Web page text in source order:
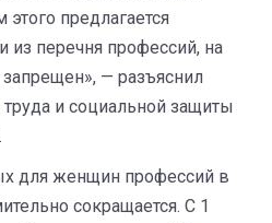
этого предлагается
из перечня профессий, на
— разъяснил
и социальной защиты
для женщин профессий в
сокращается. С 1